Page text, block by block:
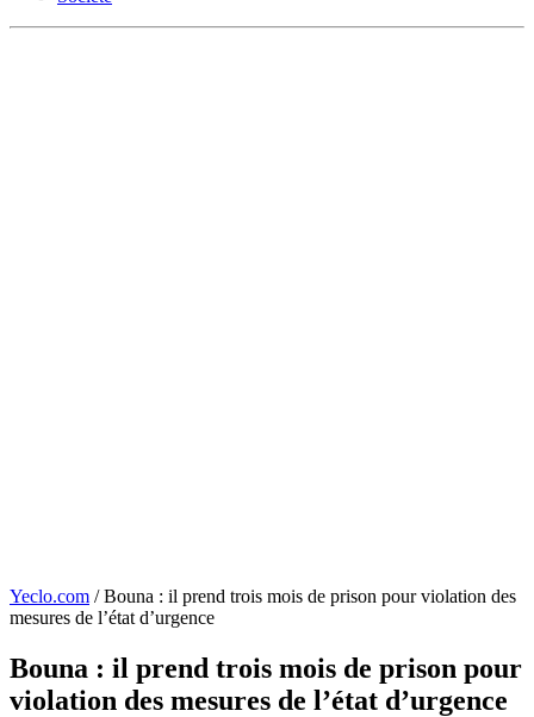
Yeclo.com / Bouna : il prend trois mois de prison pour violation des
mesures de l’état d’urgence
Bouna : il prend trois mois de prison pour
violation des mesures de l’état d’urgence